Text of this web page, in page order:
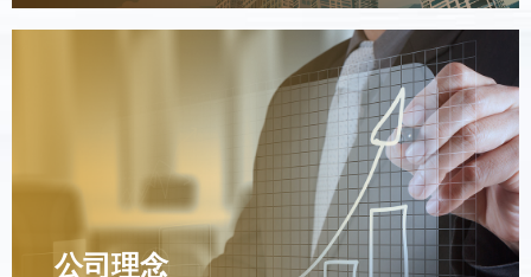
公司理念
威科工业将不断突破技术瓶颈，拓展应用领域，推动各行
业产品质量升级，为人类生活品质的提升贡献力量